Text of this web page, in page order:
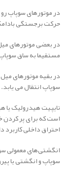
در موتورهای سوپاپ
حرکت برجستگی
در بعضی موتورهای
مستقیما به ساق
در بقیه موتورهای
سوپاپ انتقال می یابد.
تایپیت هیدرولیک یا
است که برای پر
احتراق داخلی کاربرد
انگشتی‌های معمولی
سوپاپ و انگشتی یا